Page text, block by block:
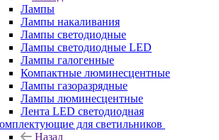
Лампы
Лампы накаливания
Лампы светодиодные
Лампы светодиодные LED
Лампы галогенные
Компактные люминесцентные
Лампы газоразрядные
Лампы люминесцентные
Лента LED светодиодная
для светильников
Назад